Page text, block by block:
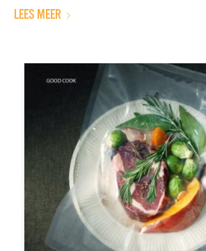
LEES MEER